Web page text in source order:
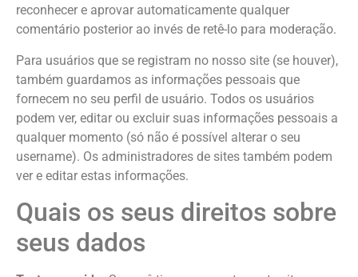
reconhecer e aprovar automaticamente qualquer
comentário posterior ao invés de retê-lo para moderação.
Para usuários que se registram no nosso site (se houver),
também guardamos as informações pessoais que
fornecem no seu perfil de usuário. Todos os usuários
podem ver, editar ou excluir suas informações pessoais a
qualquer momento (só não é possível alterar o seu
username). Os administradores de sites também podem
ver e editar estas informações.
Quais os seus direitos sobre
seus dados